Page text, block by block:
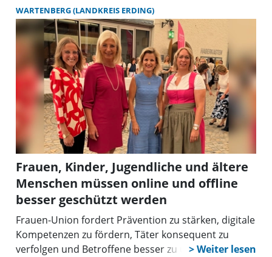
und die zahlreichen Spenden ermöglichten es, wie
geplant verschiedene Erlebnisse in den Bereichen
Sport, Natur und Musik umzusetzen.
WARTENBERG (LANDKREIS ERDING)
Frauen, Kinder, Jugendliche und ältere
Menschen müssen online und offline
besser geschützt werden
Frauen-Union fordert Prävention zu stärken, digitale
Kompetenzen zu fördern, Täter konsequent zu
verfolgen und Betroffene besser zu unterstützen.